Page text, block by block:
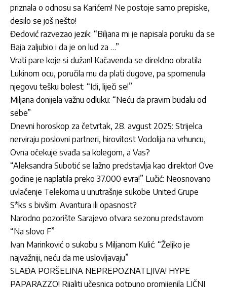
priznala o odnosu sa Karićem! Ne postoje samo prepiske,
desilo se još nešto!
Đedović razvezao jezik: “Biljana mi je napisala poruku da se
Baja zaljubio i da je on lud za …”
Vrati pare koje si dužan! Kačavenda se direktno obratila
Lukinom ocu, poručila mu da plati dugove, pa spomenula
njegovu tešku bolest: “Idi, liječi se!”
Miljana donijela važnu odluku: “Neću da pravim budalu od
sebe”
Dnevni horoskop za četvrtak, 28. avgust 2025: Strijelca
nerviraju poslovni partneri, hirovitost Vodolija na vrhuncu,
Ovna očekuje svađa sa kolegom, a Vas?
“Aleksandra Subotić se lažno predstavlja kao direktor! Ove
godine je naplatila preko 37.000 evra!” Lučić: Neosnovano
uvlačenje Telekoma u unutrašnje sukobe United Grupe
S*ks s bivšim: Avantura ili opasnost?
Narodno pozorište Sarajevo otvara sezonu predstavom
“Na slovo F”
Ivan Marinković o sukobu s Miljanom Kulić: “Željko je
najvažniji, neću da me uslovljavaju”
SLAĐA PORŠELINA NEPREPOZNATLJIVA! HYPE
PAPARAZZO! Rijaliti učesnica potpuno promijenila LIČNI